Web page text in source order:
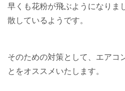
早くも花粉が飛ぶようになりま
散しているようです。
そのための対策として、エアコ
とをオススメいたします。